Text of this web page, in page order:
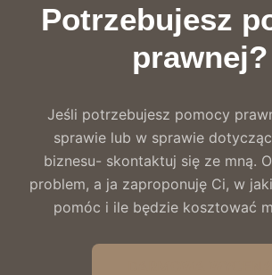
Potrzebujesz
prawnej?
Jeśli potrzebujesz pomocy
sprawie lub w sprawie
biznesu- skontaktuj się ze mną.
problem, a ja zaproponuję Ci, w
pomóc i ile będzie kosztować